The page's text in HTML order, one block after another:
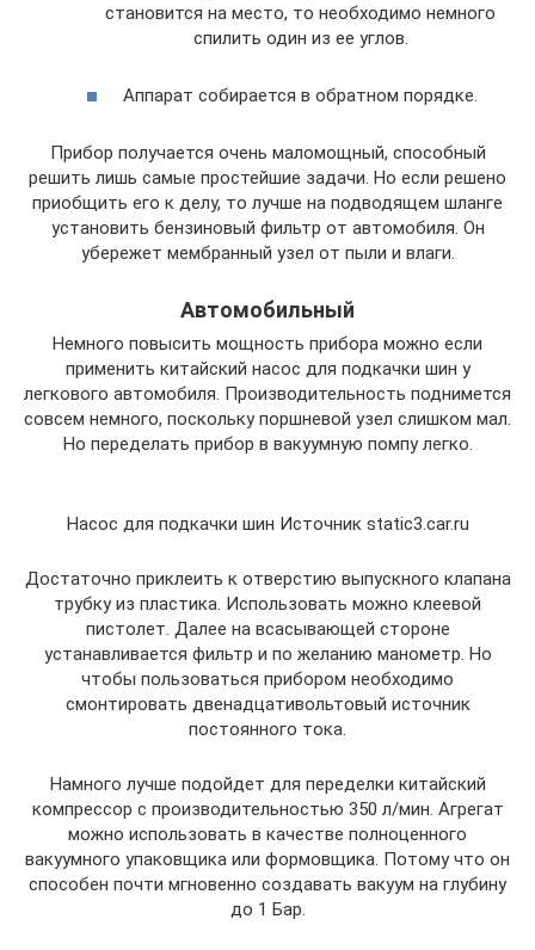
становится на место, то необходимо немного
спилить один из ее углов.
Аппарат собирается в обратном порядке.
Прибор получается очень маломощный, способный
решить лишь самые простейшие задачи. Но если решено
приобщить его к делу, то лучше на подводящем шланге
установить бензиновый фильтр от автомобиля. Он
убережет мембранный узел от пыли и влаги.
Автомобильный
Немного повысить мощность прибора можно если
применить китайский насос для подкачки шин у
легкового автомобиля. Производительность поднимется
совсем немного, поскольку поршневой узел слишком мал.
Но переделать прибор в вакуумную помпу легко.
Насос для подкачки шин Источник static3.car.ru
Достаточно приклеить к отверстию выпускного клапана
трубку из пластика. Использовать можно клеевой
пистолет. Далее на всасывающей стороне
устанавливается фильтр и по желанию манометр. Но
чтобы пользоваться прибором необходимо
смонтировать двенадцативольтовый источник
постоянного тока.
Намного лучше подойдет для переделки китайский
компрессор с производительностью 350 л/мин. Агрегат
можно использовать в качестве полноценного
вакуумного упаковщика или формовщика. Потому что он
способен почти мгновенно создавать вакуум на глубину
до 1 Бар.